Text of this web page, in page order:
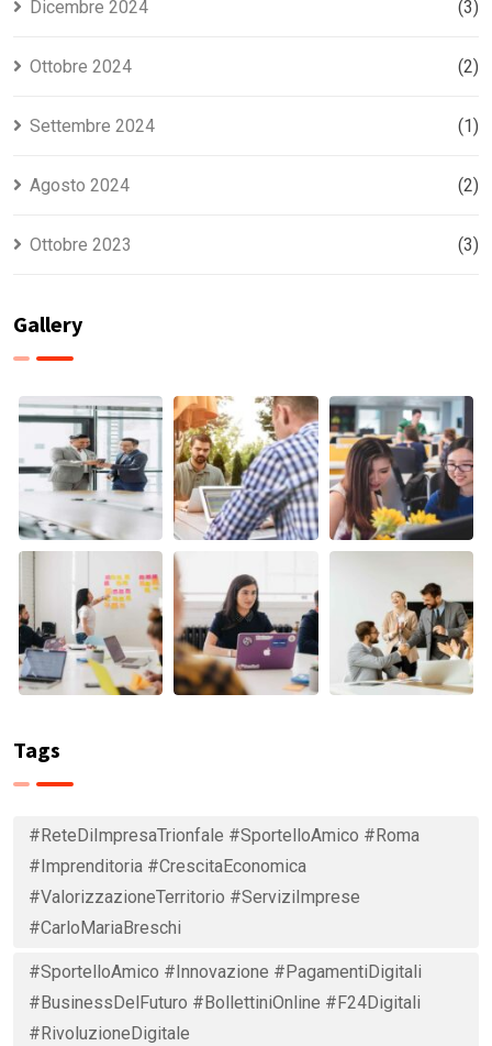
Dicembre 2024 (3)
Ottobre 2024 (2)
Settembre 2024 (1)
Agosto 2024 (2)
Ottobre 2023 (3)
Gallery
Tags
#ReteDiImpresaTrionfale #SportelloAmico #Roma
#Imprenditoria #CrescitaEconomica
#ValorizzazioneTerritorio #ServiziImprese
#CarloMariaBreschi
#SportelloAmico #Innovazione #PagamentiDigitali
#BusinessDelFuturo #BollettiniOnline #F24Digitali
#RivoluzioneDigitale